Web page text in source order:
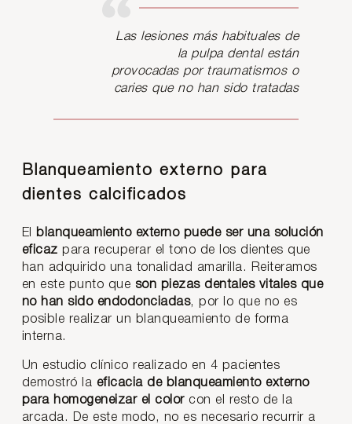
Las lesiones más habituales de
la pulpa dental están
provocadas por traumatismos o
caries que no han sido tratadas
Blanqueamiento externo para
dientes calcificados
El
blanqueamiento externo puede ser una solución
eficaz para recuperar el tono de los dientes que
han adquirido una tonalidad amarilla. Reiteramos
en este punto que son piezas dentales vitales que
no han sido endodonciadas, por lo que no es
posible realizar un blanqueamiento de forma
interna.
Un estudio clínico realizado en 4 pacientes
demostró la eficacia de blanqueamiento externo
para homogeneizar el color con el resto de la
arcada. De este modo, no es necesario recurrir a